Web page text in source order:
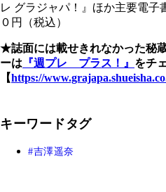
レ グラジャパ！』ほか主要電
０円（税込）
★誌面には載せきれなかった秘
ーは 『週プレ プラス！』 をチ
【https://
キーワードタグ
吉澤遥奈